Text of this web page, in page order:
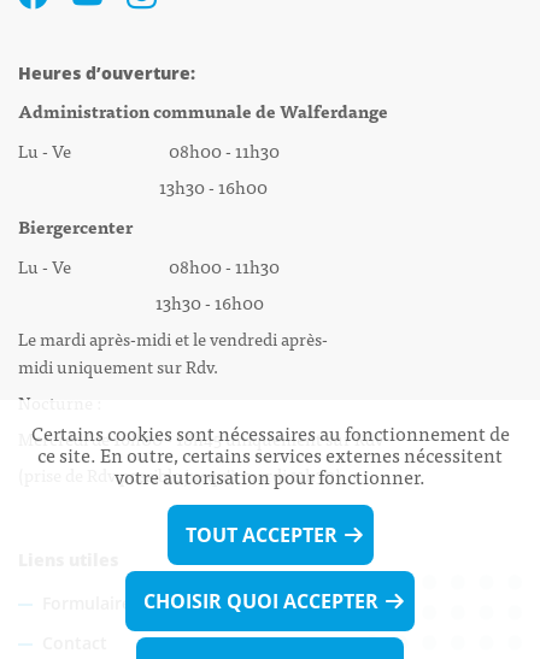
Heures d’ouverture:
Administration communale de Walferdange
Lu - Ve 08h00 - 11h30
13h30 - 16h00
Biergercenter
Lu - Ve 08h00 - 11h30
13h30 - 16h00
Le mardi après-midi et le vendredi après-
midi uniquement sur Rdv.
Nocturne :
Mercredi de 16h00 - 18h45 uniquement sur Rdv
(prise de Rdv possible jusqu'à mardi 11h30).
Certains cookies sont nécessaires au fonctionnement de
ce site. En outre, certains services externes nécessitent
votre autorisation pour fonctionner.
TOUT ACCEPTER
CHOISIR QUOI ACCEPTER